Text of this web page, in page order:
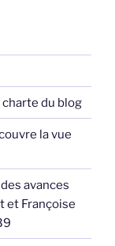
charte du blog
la vue
avances
et Françoise